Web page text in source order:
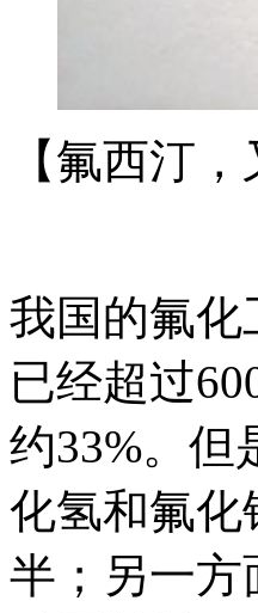
【氟西汀
我国的氟化
已经超过
约33%。但
化氢和氟化
半；另一方